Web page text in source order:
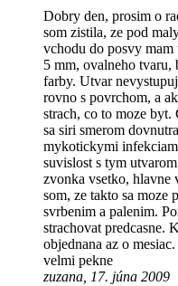
Dobry den, prosim o
som zistila, ze pod
vchodu do posvy
5 mm, ovalneho tvaru,
farby. Utvar
rovno s povrchom, a
strach, co to moze byt.
sa siri smerom
mykotickymi
suvislost s tym
zvonka vsetko, hlavne
som, ze takto sa moze
svrbenim a palenim.
strachovat predcasne.
objednana az o
velmi pekne
zuzana, 17. júna 2009